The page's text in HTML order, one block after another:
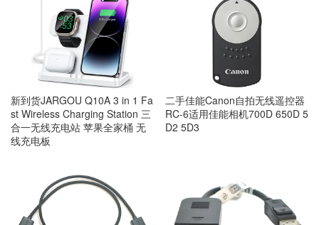
新到货JARGOU Q10A 3 in 1 Fa
st Wireless Charging Station 三
合一无线充电站 苹果全家桶 无
线充电板
二手佳能Canon自拍无线遥控器
RC-6适用佳能相机700D 650D 5
D2 5D3